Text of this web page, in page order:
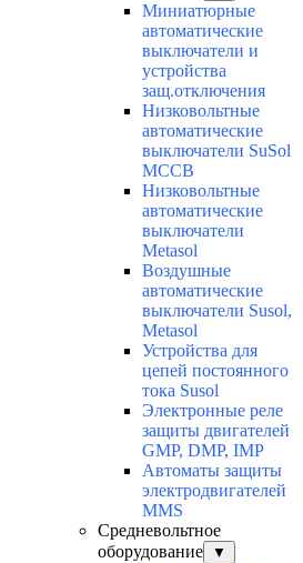
Миниатюрные
автоматические
выключатели и
устройства
защ.отключения
Низковольтные
автоматические
выключатели SuSol
MCCB
Низковольтные
автоматические
выключатели
Metasol
Воздушные
автоматические
выключатели Susol,
Metasol
Устройства для
цепей постоянного
тока Susol
Электронные реле
защиты двигателей
GMP, DMP, IMP
Автоматы защиты
электродвигателей
MMS
Средневольтное
оборудование
▼